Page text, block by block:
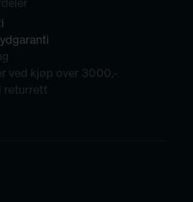
ved kjøp over 3000,-
returrett